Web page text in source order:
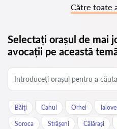
Către toate
Selectați orașul de mai
avocații pe această
Bălţi Cahul Orhei
Soroca Străşeni Călăraşi